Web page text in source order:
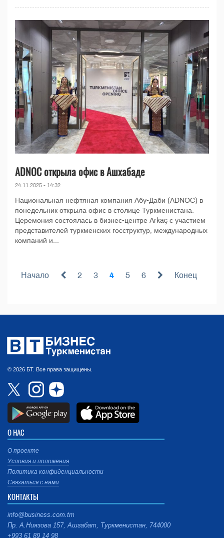
ADNOC открыла офис в Ашхабаде
24.11.2025 - 14:32
Национальная нефтяная компания Абу-Даби (ADNOC) в
понедельник открыла офис в столице Туркменистана.
Церемония состоялась в бизнес-центре Arkaç с участием
представителей туркменских госструктур, международных
компаний и...
Начало 2 3 4 5 6 Конец
© 2026 БТ. Все права защищены.
О НАС
О проекте
Условия и положения
Политика конфиденциальности
Связаться с нами
КОНТАКТЫ
info@business.com.tm
Пр. А.Ниязова 157, Ашгабат, Туркменистан, 744000
+993 61 89 14 98